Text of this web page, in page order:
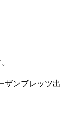
ザンブレッツ出